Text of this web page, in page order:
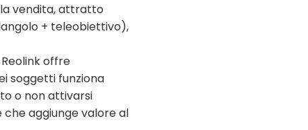
la vendita, attratto
+ teleobiettivo),
offre
soggetti funziona
o non attivarsi
aggiunge valore al